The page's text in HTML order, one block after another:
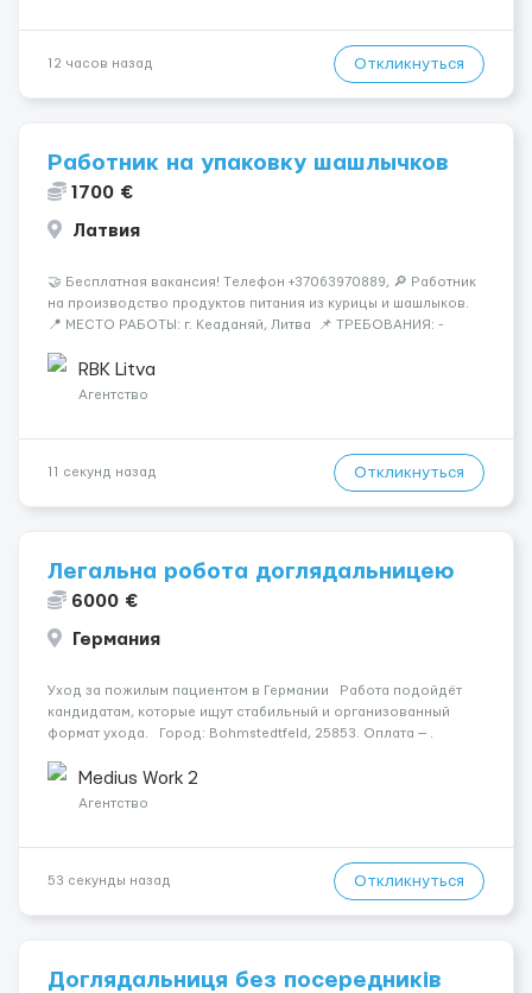
12 часов назад Откликнуться
Работник на упаковку шашлычков
1700 €
Латвия
🤝 Бесплатная вакансия! Tелефон +37063970889, 🔎 Работник
на производство продуктов питания из курицы и шашлыков.
📍 МЕСТО РАБОТЫ: г. Кеаданяй, Литва 📌 ТРЕБОВАНИЯ: -
нужен 📆 ГРАФИК РАБОТЫ: - ПН по ВС, выходные плавающие
RBK Litva
Агентство
11 секунд назад Откликнуться
Легальна робота доглядальницею
6000 €
Германия
Уход за пожилым пациентом в Германии Работа подойдёт
кандидатам, которые ищут стабильный и организованный
формат ухода. Город: Bohmstedtfeld, 25853. Оплата — .
ходунками (ролатор, палиця). Психологическое состо...
Medius Work 2
Агентство
53 секунды назад Откликнуться
Доглядальниця без посередників